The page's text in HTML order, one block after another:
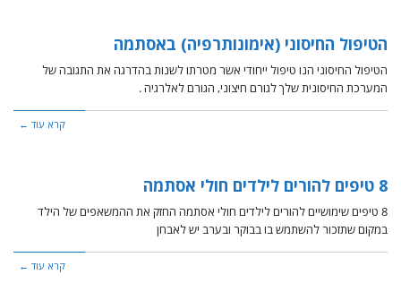
הטיפול החיסוני (אימונותרפיה) באסתמה
הטיפול החיסוני הנו טיפול ייחודי אשר מטרתו לשנות בהדרגה את התגובה של
המערכת החיסונית שלך לגורם חיצוני, הגורם לאלרגיה .
קרא עוד ←
8 טיפים להורים לילדים חולי אסתמה
8 טיפים שימושיים להורים לילדים חולי אסתמה החזק את ההמשאפים של הילד
במקום שתזכור להשתמש בו בבוקר ובערב יש לאבחן
קרא עוד ←